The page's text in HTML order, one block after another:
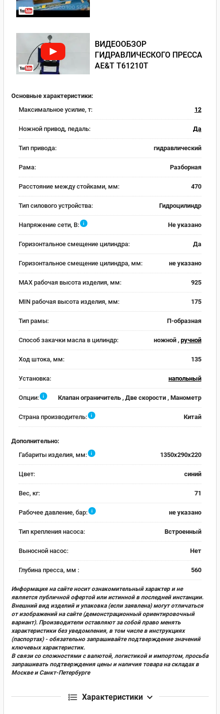
ВИДЕООБЗОР
ГИДРАВЛИЧЕСКОГО ПРЕССА
AE&T T61210T
Основные характеристики:
Максимальное усилие, т:
12
Ножной привод, педаль: Да
Тип привода: гидравлический
Рама: Разборная
Расстояние между стойками, мм: 470
Тип силового устройства: Гидроцилиндр
Напряжение сети, В: i Не указано
Горизонтальное смещение цилиндра: Да
Горизонтальное смещение цилиндра, мм: не указано
MAX рабочая высота изделия, мм: 925
MIN рабочая высота изделия, мм: 175
Тип рамы: П-образная
Способ закачки масла в цилиндр: ножной , ручной
Ход штока, мм: 135
Установка: напольный
Опции: i Клапан ограничитель , Две скорости , Манометр
Страна производитель: i Китай
Дополнительно:
Габариты изделия, мм:
i 1350x290x220
Цвет: синий
Вес, кг: 71
Рабочее давление, бар: i не указано
Тип крепления насоса: Встроенный
Выносной насос: Нет
Глубина пресса, мм : 560
Информация на сайте носит ознакомительный характер и не
является публичной офертой или истинной в последней инстанции.
Внешний вид изделий и упаковка (если заявлена) могут отличаться
от изображений на сайте (демонстрационный ориентировочный
вариант). Производители оставляют за собой право менять
характеристики без уведомления, в том числе в инструкциях
(паспортах) - обязательно запрашивайте подтверждение значений
ключевых характеристик.
В связи со сложностями с валютой, логистикой и импортом, просьба
запрашивать подтверждения цены и наличия товара на складах в
Москве и Санкт-Петербурге
Характеристики